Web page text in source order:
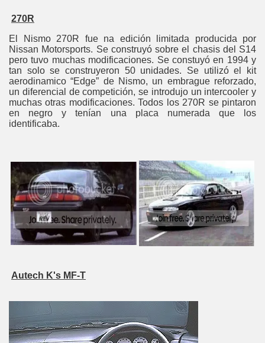
270R
El Nismo 270R fue na edición limitada producida por
Nissan Motorsports. Se construyó sobre el chasis del S14
pero tuvo muchas modificaciones. Se constuyó en 1994 y
tan solo se construyeron 50 unidades. Se utilizó el kit
aerodinamico “Edge” de Nismo, un embrague reforzado,
un diferencial de competición, se introdujo un intercooler y
muchas otras modificaciones. Todos los 270R se pintaron
en negro y tenían una placa numerada que los
identificaba.
Autech K's MF-T